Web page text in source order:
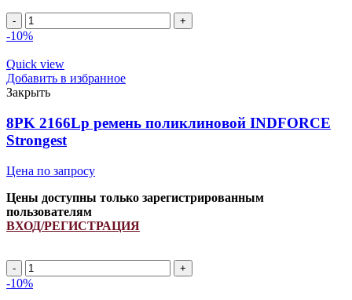
Количество
товара
954
(8.9295)
ремень
поликлиновой
INDFORCE
Strongest
-10%
Quick view
Добавить в избранное
Закрыть
8PK 2166Lp ремень поликлиновой INDFORCE
Strongest
Цена по запросу
Цены доступны только зарегистрированным
пользователям
ВХОД/РЕГИСТРАЦИЯ
Количество
товара
-10%